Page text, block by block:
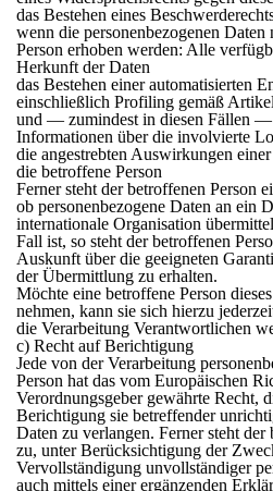
das Bestehen eines
wenn die personenbezogenen
Person erhoben werden: Alle
Herkunft der Daten
das Bestehen einer automatisierten
einschließlich Profiling gemäß
und — zumindest in diesen Fällen —
Informationen über die involvierte
die angestrebten Auswirkungen
die betroffene Person
Ferner steht der betroffenen Person
ob personenbezogene Daten an ein
internationale Organisation
Fall ist, so steht der betroffenen
Auskunft über die geeigneten
der Übermittlung zu erhalten.
Möchte eine betroffene Person
nehmen, kann sie sich hierzu
die Verarbeitung Verantwortlichen
c) Recht auf Berichtigung
Jede von der Verarbeitung
Person hat das vom Europäischen
Verordnungsgeber gewährte Recht,
Berichtigung sie betreffender
Daten zu verlangen. Ferner steht der
zu, unter Berücksichtigung der
Vervollständigung unvollständiger
auch mittels einer ergänzenden